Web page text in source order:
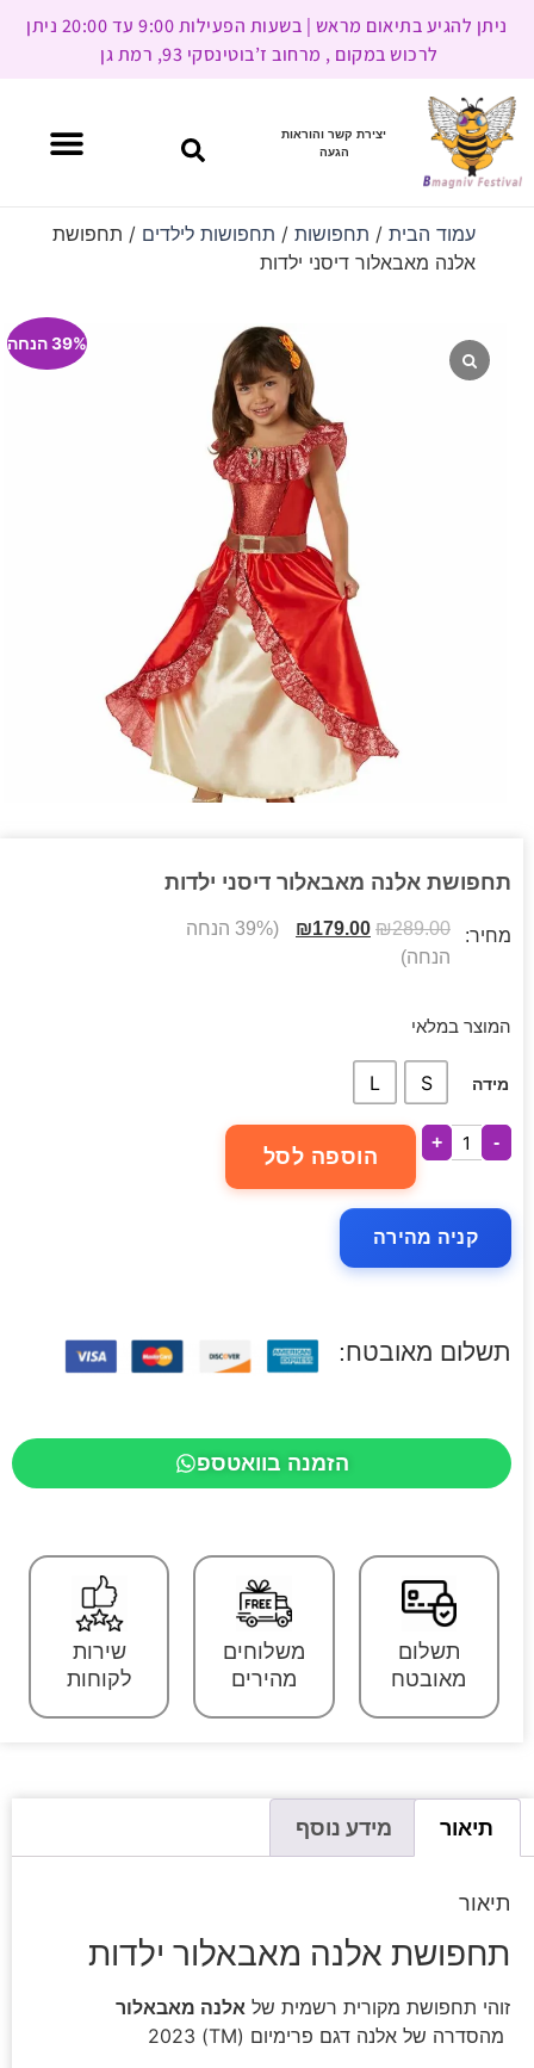
ניתן להגיע בתיאום מראש | בשעות הפעילות 9:00 עד 20:00 ניתן
לרכוש במקום , מרחוב ז’בוטינסקי 93, רמת גן
יצירת קשר והוראות
הגעה
עמוד הבית/ תחפושות/ תחפושות לילדים / תחפושת
אלנה מאבאלור דיסני ילדות
39% הנחה
תחפושת אלנה מאבאלור דיסני ילדות
מחיר: ₪289.00
₪179.00
(39% הנחה
הנחה)
המוצר במלאי
מידה S
L
-
+
הוספה לסל
קניה מהירה
תשלום מאובטח:
הזמנה בוואטספ
תשלום
מאובטח
משלוחים
מהירים
שירות
לקוחות
תיאור מידע נוסף
תיאור
תחפושת אלנה מאבאלור ילדות
זוהי תחפושת מקורית רשמית של אלנה מאבאלור
מהסדרה של אלנה דגם פרימיום (TM) 2023